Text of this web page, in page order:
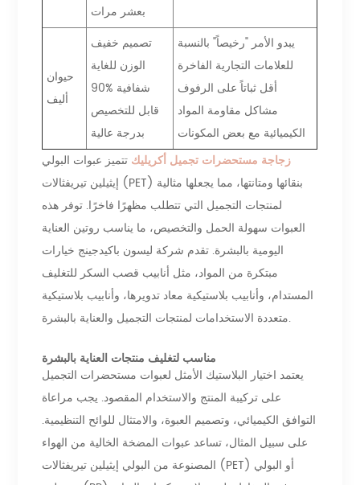
بعشر مرات
حيوان
أليف
تصميم خفيف
الوزن للغاية
90% شفافية
قابل للتخصيص
بدرجة عالية
يبدو الأمر "رخيصاً" بالنسبة
للعلامات التجارية الفاخرة
أقل ثباتاً على الرفوف
مشاكل مقاومة المواد
الكيميائية مع بعض المكونات
زجاجة مستحضرات تجميل أكريليك تتميز عبوات البولي
إيثيلين تيريفثالات (PET) بنقائها ومتانتها، مما يجعلها مثالية
لمنتجات التجميل التي تتطلب مظهرًا فاخرًا. توفر هذه
العبوات سهولة الحمل والتخصيص، ما يناسب روتين العناية
اليومية بالبشرة. تقدم شركة ليسون باكيدجينج خيارات
مبتكرة من المواد، مثل أنابيب قصب السكر للتغليف
المستدام، وأنابيب بلاستيكية معاد تدويرها، وأنابيب بلاستيكية
متعددة الاستخدامات لمنتجات التجميل والعناية بالبشرة.
مناسب لتغليف منتجات العناية بالبشرة
يعتمد اختيار البلاستيك الأمثل لعبوات مستحضرات التجميل
على تركيبة المنتج والاستخدام المقصود. يجب مراعاة
التوافق الكيميائي، وتصميم العبوة، والامتثال للوائح التنظيمية.
على سبيل المثال، تساعد عبوات المضخة الخالية من الهواء
المصنوعة من البولي إيثيلين تيريفثالات (PET) أو البولي